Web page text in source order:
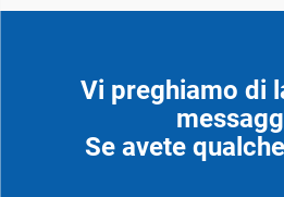
Vi preghiamo di
Se avete